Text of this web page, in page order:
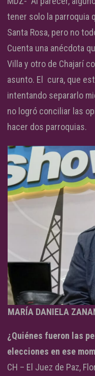
tener solo la parroquia
Santa Rosa, pero no
Cuenta una anécdota
Villa y otro de Chajarí
asunto. El cura, que
intentando separarlo
no logró conciliar las
hacer dos parroquias.
MARÍA DANIELA
¿Quiénes fueron las
elecciones en ese
CH – El Juez de Paz,